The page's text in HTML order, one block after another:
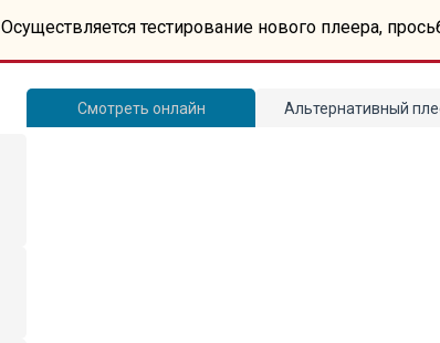
Осуществляется тестирование нового плеера,
Смотреть онлайн Альтернативный